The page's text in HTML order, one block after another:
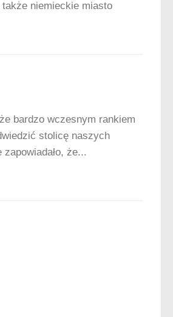
niemieckie miasto
bardzo wczesnym rankiem
stolicę naszych
że...